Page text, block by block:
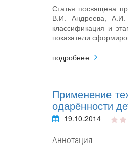
Статья посвящена
В.И. Андреева, А.И.
классификация и
показатели
подробнее
Применение
одарённости
19.10.2014
Аннотация